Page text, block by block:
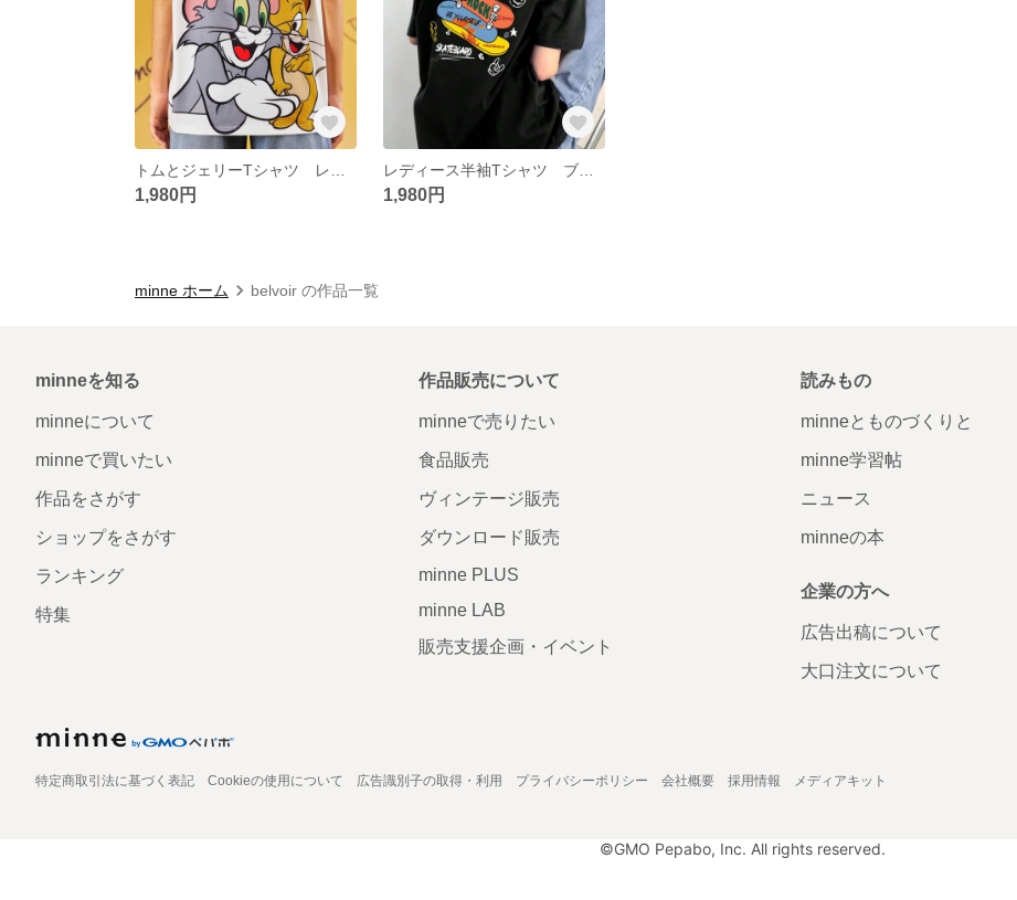
1,980円
レディース半袖Tシャツ ブラック
1,980円
minne ホーム belvoir の作品一覧
minneを知る
minneについて
minneで買いたい
作品をさがす
ショップをさがす
ランキング
特集
作品販売について
minneで売りたい
食品販売
ヴィンテージ販売
ダウンロード販売
minne PLUS
minne LAB
販売支援企画・イベント
読みもの
minneとものづくりと
minne学習帖
ニュース
minneの本
企業の方へ
広告出稿について
大口注文について
特定商取引法に基づく表記 Cookieの使用について 広告識別子の取得・利用 プライバシーポリシー 会社概要 採用情報 メディアキット
©GMO Pepabo, Inc. All rights reserved.